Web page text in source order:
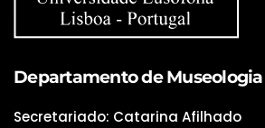
Departamento de Museologia
Secretariado: Catarina Afilhado